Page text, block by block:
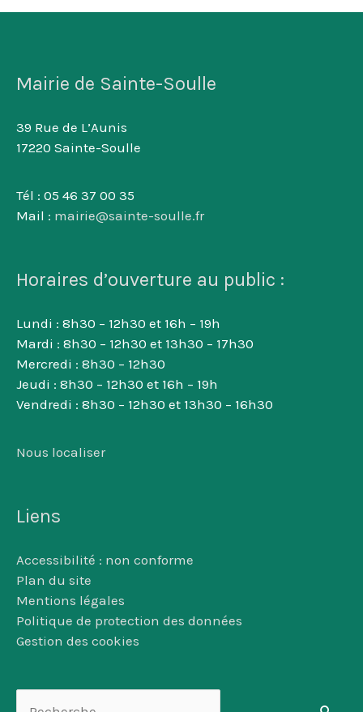
Mairie de Sainte-Soulle
39 Rue de L’Aunis
17220 Sainte-Soulle
Tél : 05 46 37 00 35
Mail : mairie@sainte-soulle.fr
Horaires d’ouverture au public :
Lundi : 8h30 – 12h30 et 16h – 19h
Mardi : 8h30 – 12h30 et 13h30 – 17h30
Mercredi : 8h30 – 12h30
Jeudi : 8h30 – 12h30 et 16h – 19h
Vendredi : 8h30 – 12h30 et 13h30 – 16h30
Nous localiser
Liens
Accessibilité : non conforme
Plan du site
Mentions légales
Politique de protection des données
Gestion des cookies